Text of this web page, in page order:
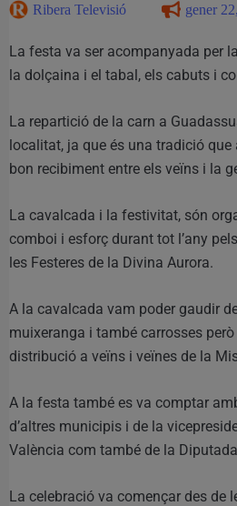
Ribera Televisió gener
La festa va ser acompanyada per
la dolçaina i el tabal, els cabuts i
La repartició de la carn a
localitat, ja que és una tradició
bon recibiment entre els veïns i la
La cavalcada i la festivitat, són
comboi i esforç durant tot l’any
les Festeres de la Divina Aurora.
A la cavalcada vam poder gaudir
muixeranga i també carrosses
distribució a veïns i veïnes de la
A la festa també es va comptar
d’altres municipis i de la
València com també de la
La celebració va començar des de